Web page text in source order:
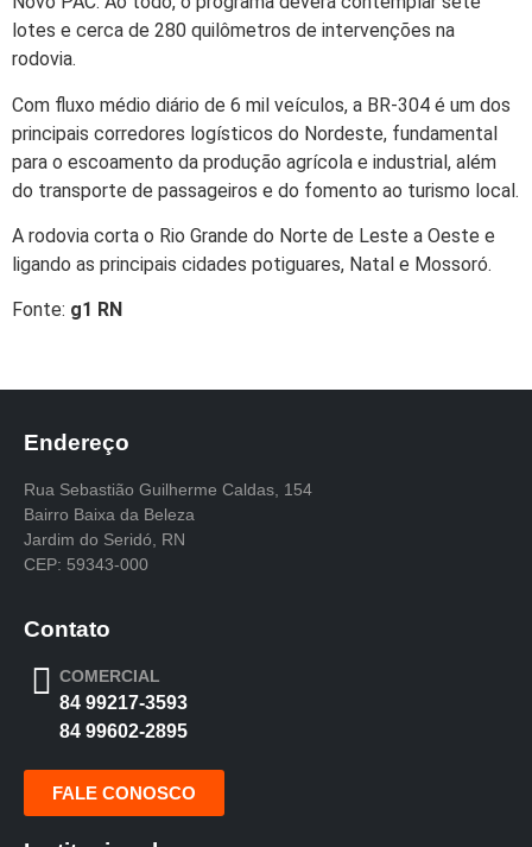
lotes e cerca de 280 quilômetros de intervenções na
rodovia.
Com fluxo médio diário de 6 mil veículos, a BR-304 é um dos
principais corredores logísticos do Nordeste, fundamental
para o escoamento da produção agrícola e industrial, além
do transporte de passageiros e do fomento ao turismo local.
A rodovia corta o Rio Grande do Norte de Leste a Oeste e
ligando as principais cidades potiguares, Natal e Mossoró.
Fonte: g1 RN
Endereço
Rua Sebastião Guilherme Caldas, 154
Bairro Baixa da Beleza
Jardim do Seridó, RN
CEP: 59343-000
Contato
COMERCIAL
84 99217-3593
84 99602-2895
FALE CONOSCO